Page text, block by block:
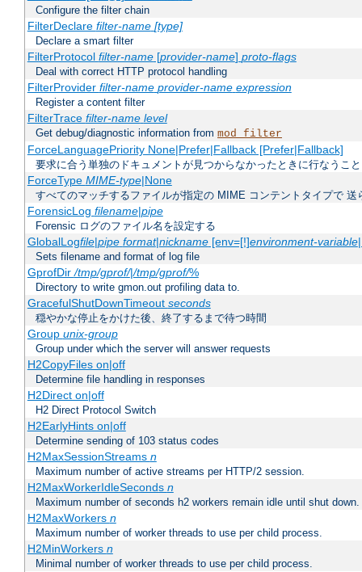
Configure the filter chain
FilterDeclare filter-name [type]
Declare a smart filter
FilterProtocol filter-name[provider-name] proto-flags
Deal with correct HTTP protocol handling
FilterProvider filter-name provider-name expression
Register a content filter
FilterTrace filter-name level
Get debug/diagnostic information from mod_filter
ForceLanguagePriority None|Prefer|Fallback [Prefer|Fallback]
要求に合う単独のドキュメントが見つからなかったときに行なうこ
ForceType MIME-type|None
すべてのマッチするファイルが指定の MIME コンテントタイプで 送
ForensicLog filename|pipe
Forensic ログのファイル名を設定する
GlobalLogfile|pipe format|nickname[env=[!]environment-variable
Sets filename and format of log file
GprofDir/tmp/gprof/|/tmp/gprof/%
Directory to write gmon.out profiling data to.
GracefulShutDownTimeout seconds
穏やかな停止をかけた後、終了するまで待つ時間
Group unix-group
Group under which the server will answer requests
H2CopyFiles on|off
Determine file handling in responses
H2Direct on|off
H2 Direct Protocol Switch
H2EarlyHints on|off
Determine sending of 103 status codes
H2MaxSessionStreams n
Maximum number of active streams per HTTP/2 session.
H2MaxWorkerIdleSeconds n
Maximum number of seconds h2 workers remain idle until shut down.
H2MaxWorkers n
Maximum number of worker threads to use per child process.
H2MinWorkers n
Minimal number of worker threads to use per child process.